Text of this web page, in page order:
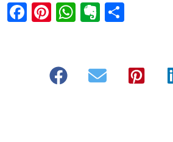
Facebook
Pinterest
WhatsApp
Evernote